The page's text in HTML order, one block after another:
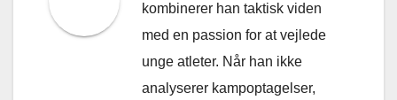
kombinerer han taktisk viden
med en passion for at vejlede
unge atleter. Når han ikke
analyserer kampoptagelser,